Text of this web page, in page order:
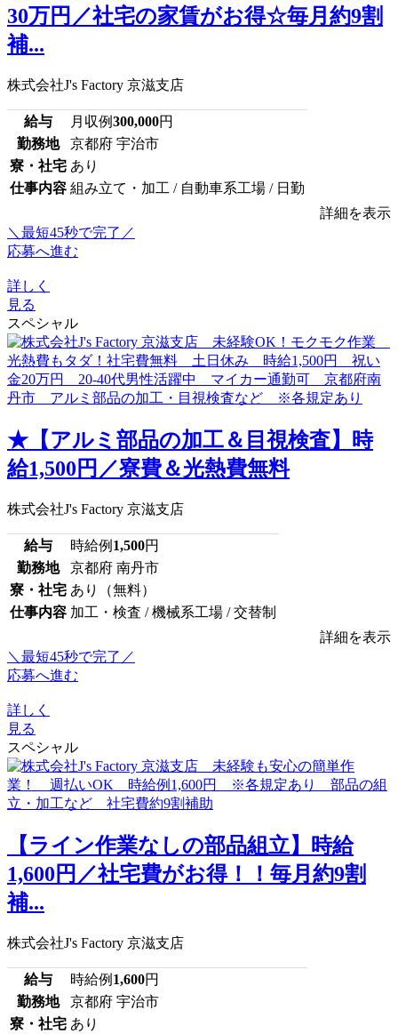
30万円／社宅の家賃がお得☆毎月約9割
補...
株式会社J's Factory 京滋支店
給与 月収例300,000円
勤務地
京都府 宇治市
寮・社宅 あり
仕事内容 組み立て・加工 / 自動車系工場 / 日勤
詳細を表示
＼最短45秒で完了／
応募へ進む
詳しく
見る
スペシャル
★【アルミ部品の加工＆目視検査】時
給1,500円／寮費＆光熱費無料
株式会社J's Factory 京滋支店
給与 時給例 1,500円
勤務地
京都府 南丹市
寮・社宅 あり（無料）
仕事内容 加工・検査 / 機械系工場 / 交替制
詳細を表示
＼最短45秒で完了／
応募へ進む
詳しく
見る
スペシャル
【ライン作業なしの部品組立】時給
1,600円／社宅費がお得！！毎月約9割
補...
株式会社J's Factory 京滋支店
給与 時給例 1,600円
勤務地
京都府 宇治市
寮・社宅 あり